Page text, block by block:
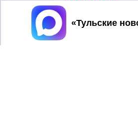
Принять